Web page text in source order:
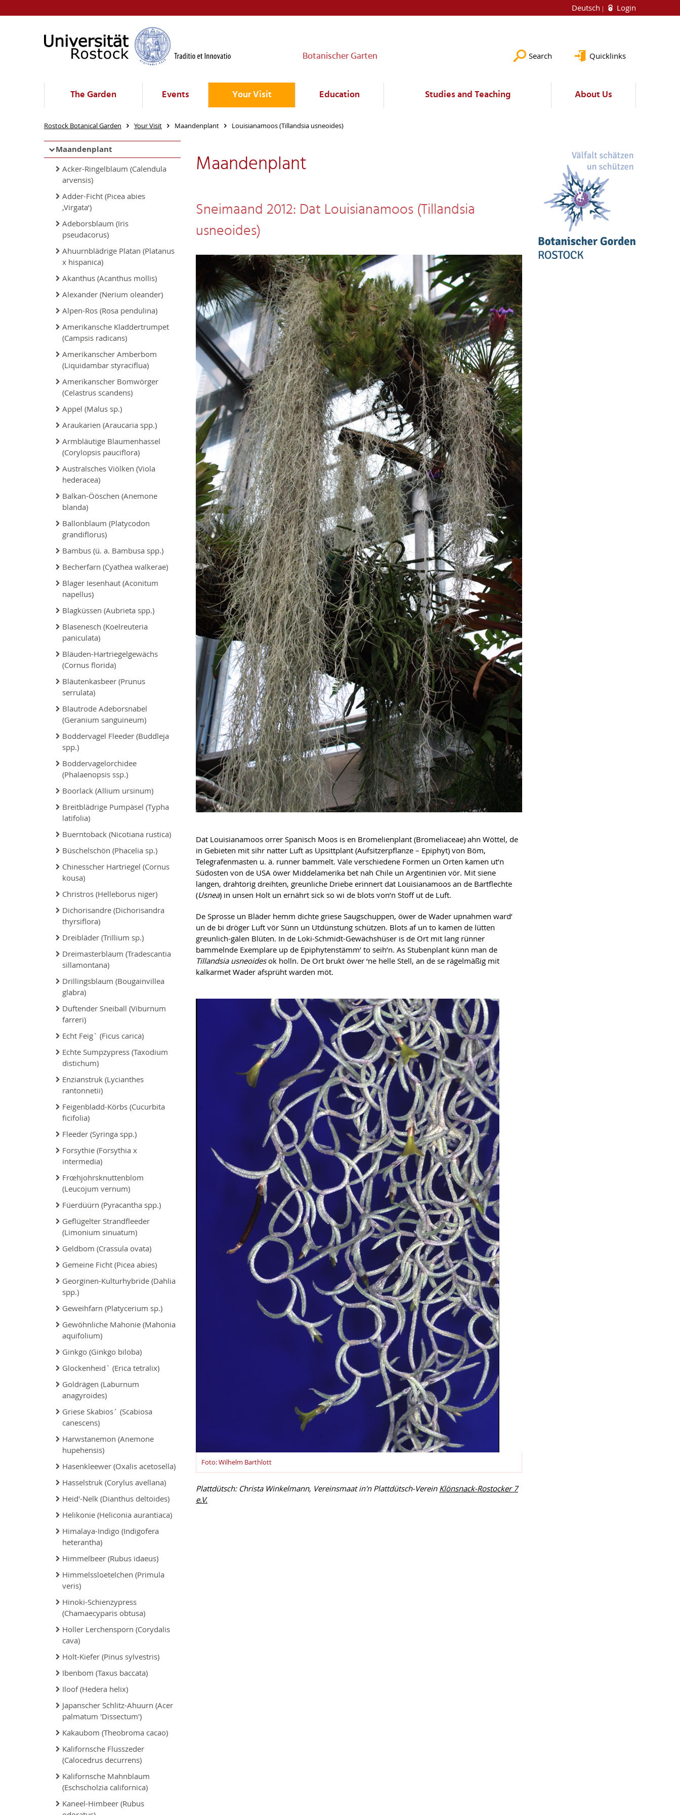
Deutsch Login
Botanischer Garten Search Quicklinks
The Garden Events Your Visit Education Studies and Teaching About Us
Rostock Botanical Garden Your Visit Maandenplant Louisianamoos (Tillandsia usneoides)
Maandenplant
Acker-Ringelblaum (Calendula
arvensis)
Adder-Ficht (Picea abies
‚Virgata‘)
Adeborsblaum (Iris
pseudacorus)
Ahuurnblädrige Platan (Platanus
x hispanica)
Akanthus (Acanthus mollis)
Alexander (Nerium oleander)
Alpen-Ros (Rosa pendulina)
Amerikansche Kladdertrumpet
(Campsis radicans)
Amerikanscher Amberbom
(Liquidambar styraciflua)
Amerikanscher Bomwörger
(Celastrus scandens)
Appel (Malus sp.)
Araukarien (Araucaria spp.)
Armbläutige Blaumenhassel
(Corylopsis pauciflora)
Australsches Viölken (Viola
hederacea)
Balkan-Ööschen (Anemone
blanda)
Ballonblaum (Platycodon
grandiflorus)
Bambus (ü. a. Bambusa spp.)
Becherfarn (Cyathea walkerae)
Blager Iesenhaut (Aconitum
napellus)
Blagküssen (Aubrieta spp.)
Blasenesch (Koelreuteria
paniculata)
Bläuden-Hartriegelgewächs
(Cornus florida)
Bläutenkasbeer (Prunus
serrulata)
Blautrode Adeborsnabel
(Geranium sanguineum)
Boddervagel Fleeder (Buddleja
spp.)
Boddervagelorchidee
(Phalaenopsis ssp.)
Boorlack (Allium ursinum)
Breitblädrige Pumpäsel (Typha
latifolia)
Buerntoback (Nicotiana rustica)
Büschelschön (Phacelia sp.)
Chinesscher Hartriegel (Cornus
kousa)
Christros (Helleborus niger)
Dichorisandre (Dichorisandra
thyrsiflora)
Dreibläder (Trillium sp.)
Dreimasterblaum (Tradescantia
sillamontana)
Drillingsblaum (Bougainvillea
glabra)
Duftender Sneiball (Viburnum
farreri)
Echt Feig` (Ficus carica)
Echte Sumpzypress (Taxodium
distichum)
Enzianstruk (Lycianthes
rantonnetii)
Feigenbladd-Körbs (Cucurbita
ficifolia)
Fleeder (Syringa spp.)
Forsythie (Forsythia x
intermedia)
Frœhjohrsknuttenblom
(Leucojum vernum)
Füerdüürn (Pyracantha spp.)
Geflügelter Strandfleeder
(Limonium sinuatum)
Geldbom (Crassula ovata)
Gemeine Ficht (Picea abies)
Georginen-Kulturhybride (Dahlia
spp.)
Geweihfarn (Platycerium sp.)
Gewöhnliche Mahonie (Mahonia
aquifolium)
Ginkgo (Ginkgo biloba)
Glockenheid` (Erica tetralix)
Goldrägen (Laburnum
anagyroides)
Griese Skabios´ (Scabiosa
canescens)
Harwstanemon (Anemone
hupehensis)
Hasenkleewer (Oxalis acetosella)
Hasselstruk (Corylus avellana)
Heid'-Nelk (Dianthus deltoides)
Helikonie (Heliconia aurantiaca)
Himalaya-Indigo (Indigofera
heterantha)
Himmelbeer (Rubus idaeus)
Himmelssloetelchen (Primula
veris)
Hinoki-Schienzypress
(Chamaecyparis obtusa)
Holler Lerchensporn (Corydalis
cava)
Holt-Kiefer (Pinus sylvestris)
Ibenbom (Taxus baccata)
Iloof (Hedera helix)
Japanscher Schlitz-Ahuurn (Acer
palmatum 'Dissectum')
Kakaubom (Theobroma cacao)
Kalifornsche Flusszeder
(Calocedrus decurrens)
Kalifornsche Mahnblaum
(Eschscholzia californica)
Kaneel-Himbeer (Rubus
Maandenplant
Sneimaand 2012: Dat Louisianamoos (Tillandsia
usneoides)
Dat Louisianamoos orrer Spanisch Moos is en Bromelienplant (Bromeliaceae) ahn Wöttel, de
in Gebieten mit sihr natter Luft as Upsittplant (Aufsitzerpflanze – Epiphyt) von Böm,
Telegrafenmasten u. ä. runner bammelt. Väle verschiedene Formen un Orten kamen ut’n
Südosten von de USA öwer Middelamerika bet nah Chile un Argentinien vör. Mit siene
langen, drahtorig dreihten, greunliche Driebe erinnert dat Louisianamoos an de Bartflechte
(Usnea) in unsen Holt un ernährt sick so wi de blots von’n Stoff ut de Luft.
De Sprosse un Bläder hemm dichte griese Saugschuppen, öwer de Wader upnahmen ward’
un de bi dröger Luft vör Sünn un Utdünstung schützen. Blots af un to kamen de lütten
greunlich-gälen Blüten. In de Loki-Schmidt-Gewächshüser is de Ort mit lang rünner
bammelnde Exemplare up de Epiphytenstämm’ to seih’n. As Stubenplant künn man de
Tillandsia usneoidesok holln. De Ort brukt öwer ‘ne helle Stell, an de se rägelmäßig mit
kalkarmet Wader afsprüht warden möt.
Foto: Wilhelm Barthlott
Plattdütsch: Christa Winkelmann, Vereinsmaat in'n Plattdütsch-Verein Klönsnack-Rostocker 7
e.V.